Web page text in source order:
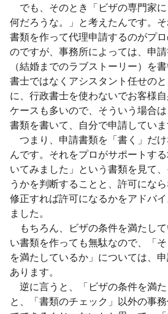
でも、そのとき「ビザの専門家
何だろうな。」と考えたんです。
書類を作って代理申請するのがプ
のですが、事務所によっては、申
（結婚までのラブストーリー）を
書士ではなくアシスタント任せの
に、行政書士を使わないでお客様
ケースも多いので、そういう場合
書類を書いて、自分で申請していま
つまり、申請書類を「書く」だ
んです。それをプロがサポートす
いてみました」という書類を見て
うかを判断することと、許可にな
修正すれば許可になるかをアドバ
ました。
もちろん、ビザの条件を満たし
い書類を作っても無駄なので、「
を満たしているか」については、
あります。
逆に言うと、「ビザの条件を満た
と、「書類のチェック」 以外の事